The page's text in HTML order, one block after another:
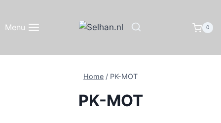
inhoud
Menu 0
Home / PK-MOT
PK-MOT